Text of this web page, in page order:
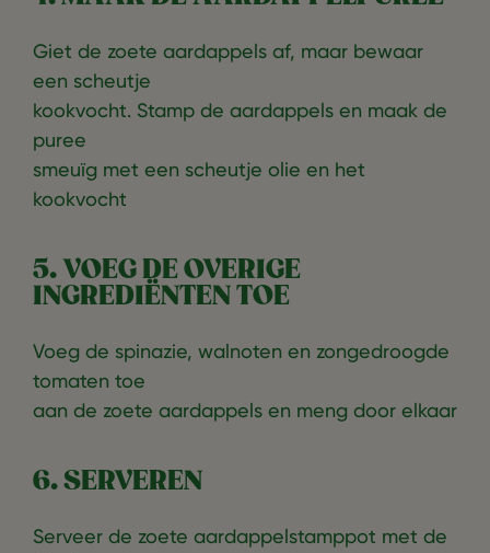
Giet de zoete aardappels af, maar bewaar
een scheutje
kookvocht. Stamp de aardappels en maak de
puree
smeuïg met een scheutje olie en het
kookvocht
5. VOEG DE OVERIGE
INGREDIËNTEN TOE
Voeg de spinazie, walnoten en zongedroogde
tomaten toe
aan de zoete aardappels en meng door elkaar
6. SERVEREN
Serveer de zoete aardappelstamppot met de